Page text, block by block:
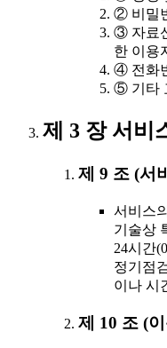
② 비밀
③ 자료
한 이용
④ 전화
⑤ 기타
제 3 장 서비
제 9 조 (서
서비스
기술상
24시간
정기점
이나 시
제 10 조 (